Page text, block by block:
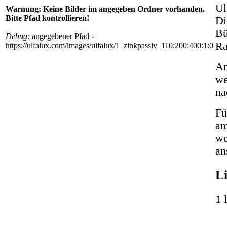
Warnung: Keine Bilder im angegeben Ordner vorhanden.
Debug:angegebener Pfad -